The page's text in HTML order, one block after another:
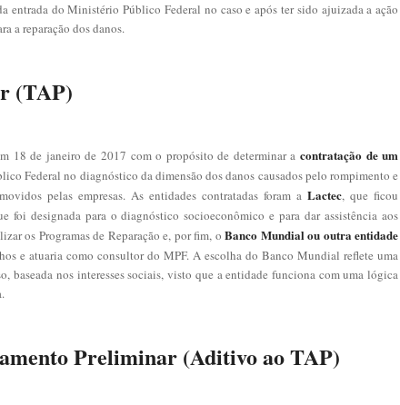
entrada do Ministério Público Federal no caso e após ter sido ajuizada a ação
a reparação dos danos.
(TAP)
18 de janeiro de 2017 com o propósito de determinar acontratação de um
Federal no diagnóstico da dimensão dos danos causados pelo rompimento e
pelas empresas. As entidades contratadas foram aLactec, que ficou
foi designada para o diagnóstico socioeconômico e para dar assistência aos
os Programas de Reparação e, por fim, oBanco Mundial ou outra entidade
e atuaria como consultor do MPF. A escolha do Banco Mundial reflete uma
baseada nos interesses sociais, visto que a entidade funciona com uma lógica
Preliminar (Aditivo ao TAP)